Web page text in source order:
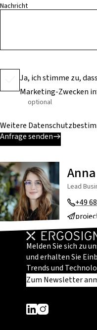
Nachricht
Ja, ich stimme zu,
Marketing-Zwecken
optional
Weitere
Anfrage senden
Lead
+49
Melden Sie sich zu
und erhalten Sie
Trends und
Zum Newsletter
Dieser Link führt zu
Dieser Link